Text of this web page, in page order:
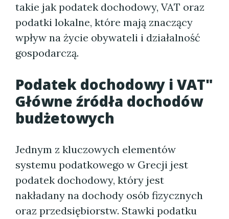
takie jak podatek dochodowy, VAT oraz
podatki lokalne, które mają znaczący
wpływ na życie obywateli i działalność
gospodarczą.
Podatek dochodowy i VAT"
Główne źródła dochodów
budżetowych
Jednym z kluczowych elementów
systemu podatkowego w Grecji jest
podatek dochodowy, który jest
nakładany na dochody osób fizycznych
oraz przedsiębiorstw. Stawki podatku